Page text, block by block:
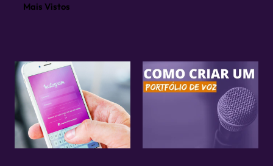
Mais Vistos